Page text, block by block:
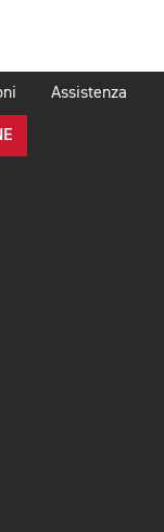
Assistenza